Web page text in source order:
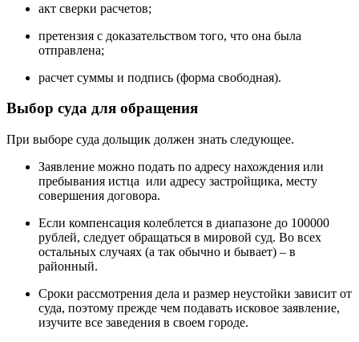
акт сверки расчетов;
претензия с доказательством того, что она была
отправлена;
расчет суммы и подпись (форма свободная).
Выбор суда для обращения
При выборе суда дольщик должен знать следующее.
Заявление можно подать по адресу нахождения или
пребывания истца или адресу застройщика, месту
совершения договора.
Если компенсация колеблется в диапазоне до 100000
рублей, следует обращаться в мировой суд. Во всех
остальных случаях (а так обычно и бывает) – в
районный.
Сроки рассмотрения дела и размер неустойки зависит от
суда, поэтому прежде чем подавать исковое заявление,
изучите все заведения в своем городе.